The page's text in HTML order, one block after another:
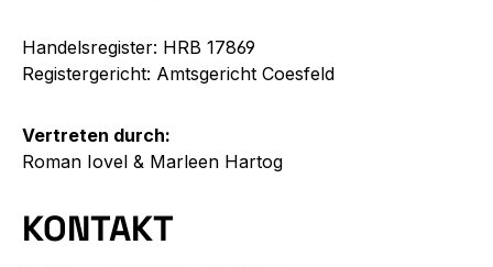
Handelsregister: HRB 17869
Registergericht: Amtsgericht Coesfeld
Vertreten durch:
Roman Iovel & Marleen Hartog
KONTAKT